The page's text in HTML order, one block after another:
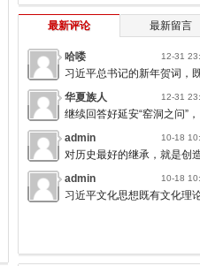
最新评论 最新留言
哈喽 12-31
华夏族人
12-31
admin
10-18
admin
10-18